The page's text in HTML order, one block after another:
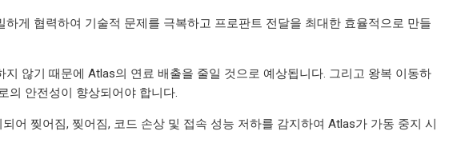
게 협력하여 기술적 문제를 극복하고 프로판트 전달을 최대한 효율적으로 만들
않기 때문에 Atlas의 연료 배출을 줄일 것으로 예상됩니다. 그리고 왕복 이동하
의 ​​안전성이 향상되어야 합니다.
어 찢어짐, 찢어짐, 코드 손상 및 접속 성능 저하를 감지하여 Atlas가 가동 중지 시